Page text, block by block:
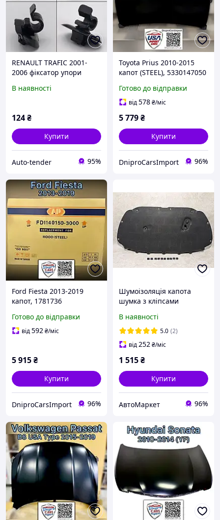
RENAULT TRAFIC 2001-
2006 фіксатор упори
тримача капота кліпса
В наявності
124₴
Купити
Auto-tender 95%
Toyota Prius 2010-2015
капот (STEEL), 5330147050
Готово до відправки
від578₴/міс
5 779₴
Купити
DniproCarsImport 96%
Ford Fiesta 2013-2019
капот, 1781736
Готово до відправки
від592₴/міс
5 915₴
Купити
DniproCarsImport 96%
Шумоізоляція капота
шумка з кліпсами
Фольксваген Поло
Volkswagen Polo 2009-
2017
В наявності
5.0 (2)
від252₴/міс
1 515₴
Купити
АвтоМаркет 96%